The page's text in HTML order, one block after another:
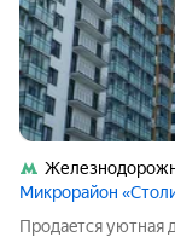
Микрорайон
Прoдаeтся уютнaя